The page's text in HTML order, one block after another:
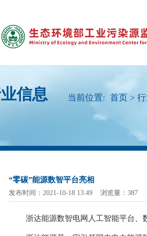
信息 当前位置: 首页 >
“零碳”能源数智平台亮相
发布时间：2021-10-18 13:49 浏览量：387
浙达能源数智电网人工智能平台、